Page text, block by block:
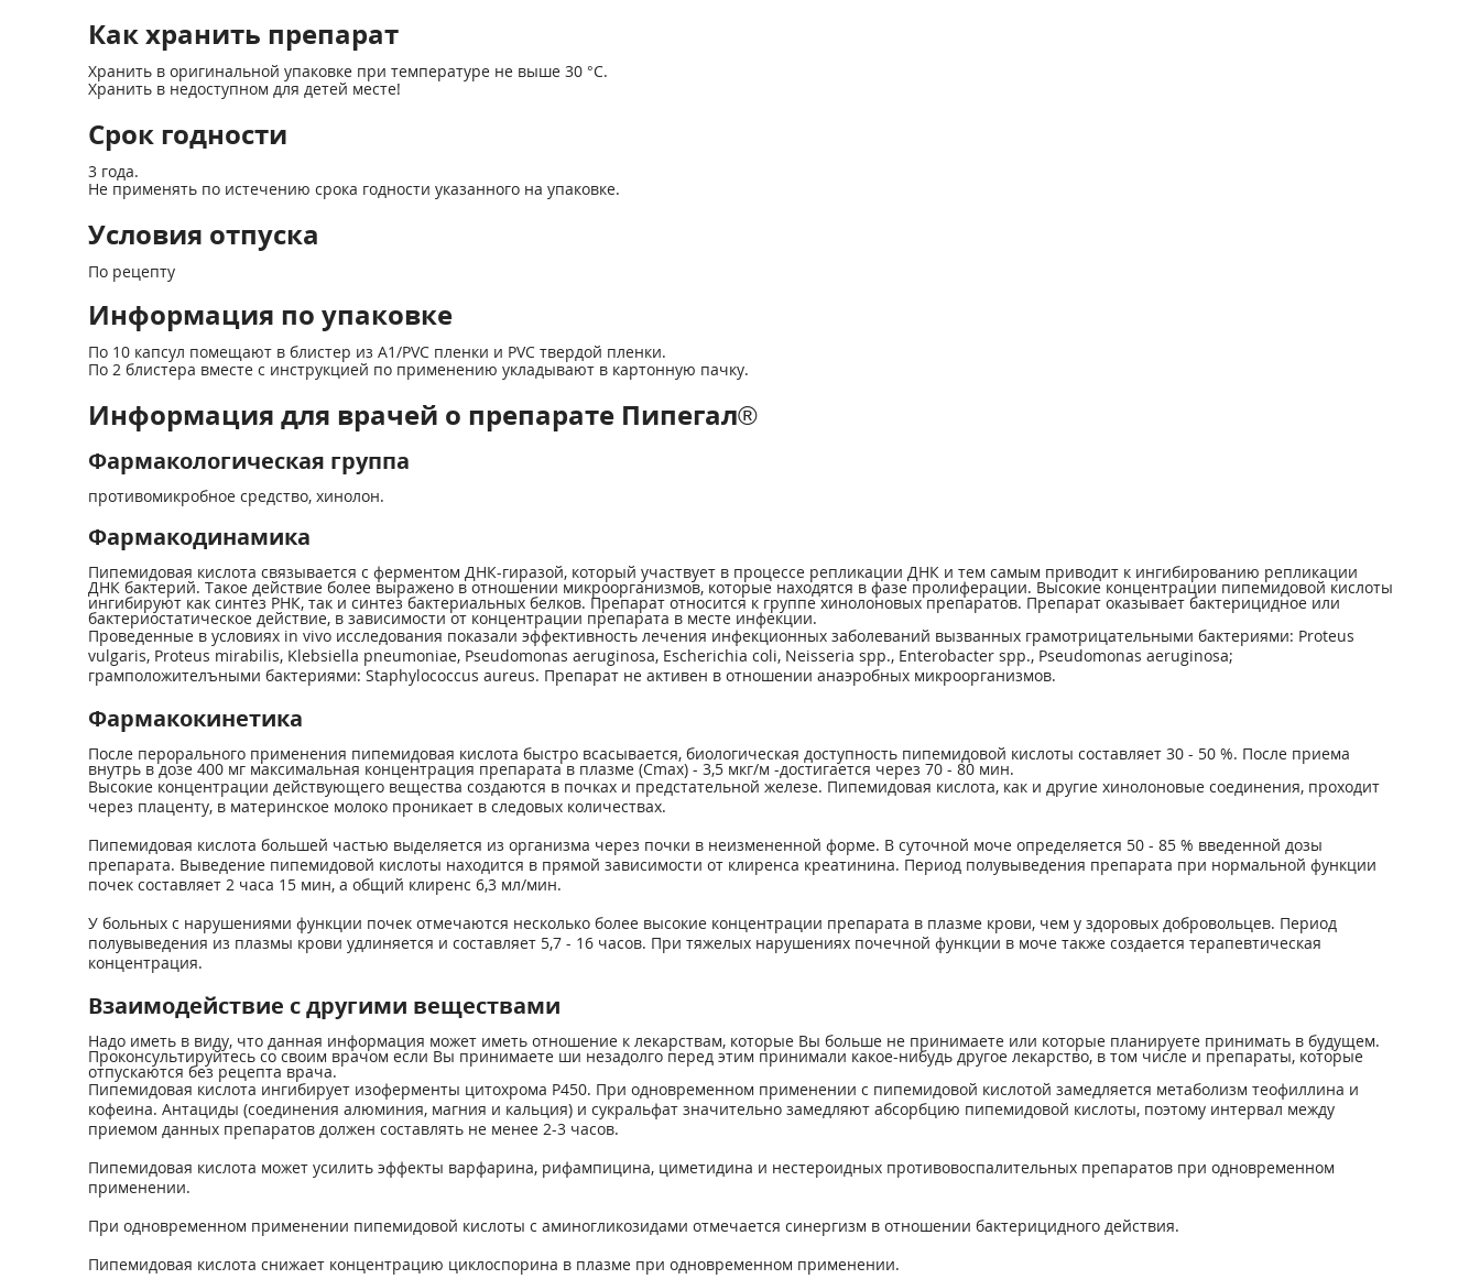
Как хранить препарат
Хранить в оригинальной упаковке при температуре не выше 30 °С.
Хранить в недоступном для детей месте!
Срок годности
3 года.
Не применять по истечению срока годности указанного на упаковке.
Условия отпуска
По рецепту
Информация по упаковке
По 10 капсул помещают в блистер из A1/PVC пленки и PVC твердой пленки.
По 2 блистера вместе с инструкцией по применению укладывают в картонную пачку.
Информация для врачей о препарате Пипегал®
Фармакологическая группа
противомикробное средство, хинолон.
Фармакодинамика
Пипемидовая кислота связывается с ферментом ДНК-гиразой, который участвует в процессе репликации ДНК и тем самым приводит к ингибированию репликации
ДНК бактерий. Такое действие более выражено в отношении микроорганизмов, которые находятся в фазе пролиферации. Высокие концентрации пипемидовой кислоты
ингибируют как синтез РНК, так и синтез бактериальных белков. Препарат относится к группе хинолоновых препаратов. Препарат оказывает бактерицидное или
бактериостатическое действие, в зависимости от концентрации препарата в месте инфекции.
Проведенные в условиях in vivo исследования показали эффективность лечения инфекционных заболеваний вызванных грамотрицательными бактериями: Proteus
vulgaris, Proteus mirabilis, Klebsiella pneumoniae, Pseudomonas aeruginosa, Escherichia coli, Neisseria spp., Enterobacter spp., Pseudomonas aeruginosa;
грамположителъными бактериями: Staphylococcus aureus. Препарат не активен в отношении анаэробных микроорганизмов.
Фармакокинетика
После перорального применения пипемидовая кислота быстро всасывается, биологическая доступность пипемидовой кислоты составляет 30 - 50 %. После приема
внутрь в дозе 400 мг максимальная концентрация препарата в плазме (Сmax) - 3,5 мкг/м -достигается через 70 - 80 мин.
Высокие концентрации действующего вещества создаются в почках и предстательной железе. Пипемидовая кислота, как и другие хинолоновые соединения, проходит
через плаценту, в материнское молоко проникает в следовых количествах.
Пипемидовая кислота большей частью выделяется из организма через почки в неизмененной форме. В суточной моче определяется 50 - 85 % введенной дозы
препарата. Выведение пипемидовой кислоты находится в прямой зависимости от клиренса креатинина. Период полувыведения препарата при нормальной функции
почек составляет 2 часа 15 мин, а общий клиренс 6,3 мл/мин.
У больных с нарушениями функции почек отмечаются несколько более высокие концентрации препарата в плазме крови, чем у здоровых добровольцев. Период
полувыведения из плазмы крови удлиняется и составляет 5,7 - 16 часов. При тяжелых нарушениях почечной функции в моче также создается терапевтическая
концентрация.
Взаимодействие с другими веществами
Надо иметь в виду, что данная информация может иметь отношение к лекарствам, которые Вы больше не принимаете или которые планируете принимать в будущем.
Проконсультируйтесь со своим врачом если Вы принимаете ши незадолго перед этим принимали какое-нибудь другое лекарство, в том числе и препараты, которые
отпускаются без рецепта врача.
Пипемидовая кислота ингибирует изоферменты цитохрома Р450. При одновременном применении с пипемидовой кислотой замедляется метаболизм теофиллина и
кофеина. Антациды (соединения алюминия, магния и кальция) и сукральфат значительно замедляют абсорбцию пипемидовой кислоты, поэтому интервал между
приемом данных препаратов должен составлять не менее 2-3 часов.
Пипемидовая кислота может усилить эффекты варфарина, рифампицина, циметидина и нестероидных противовоспалительных препаратов при одновременном
применении.
При одновременном применении пипемидовой кислоты с аминогликозидами отмечается синергизм в отношении бактерицидного действия.
Пипемидовая кислота снижает концентрацию циклоспорина в плазме при одновременном применении.